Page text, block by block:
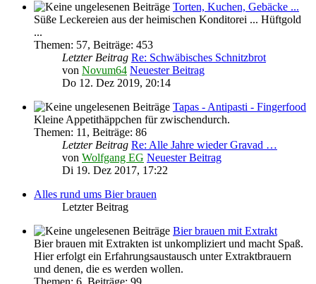
Torten, Kuchen, Gebäcke ...
Süße Leckereien aus der heimischen Konditorei ... Hüftgold
...
Themen: 57, Beiträge: 453
Letzter Beitrag Re: Schwäbisches Schnitzbrot
von Novum64 Neuester Beitrag
Do 12. Dez 2019, 20:14
Tapas - Antipasti - Fingerfood
Kleine Appetithäppchen für zwischendurch.
Themen: 11 , Beiträge: 86
Letzter Beitrag Re: Alle Jahre wieder Gravad …
von Wolfgang EG Neuester Beitrag
Di 19. Dez 2017, 17:22
Alles rund ums Bier brauen
Letzter Beitrag
Bier brauen mit Extrakt
Bier brauen mit Extrakten ist unkompliziert und macht Spaß.
Hier erfolgt ein Erfahrungsaustausch unter Extraktbrauern
und denen, die es werden wollen.
Themen: 6, Beiträge: 99